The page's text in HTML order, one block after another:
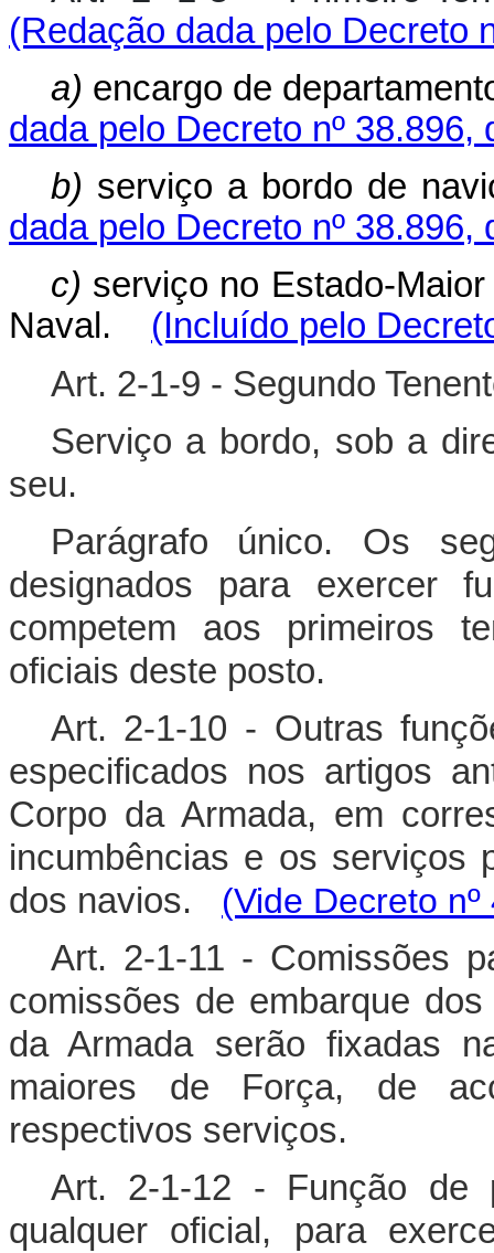
(Redação dada pelo Decreto
a) encargo de
dada pelo Decreto nº 38.896,
b) serviço a bordo de
dada pelo Decreto nº 38.896,
c) serviço no Estado-
Naval. (Incluído pelo
Art. 2-1-9 - Segundo
Serviço a bordo, sob a
seu.
Parágrafo único. Os
designados para exercer
competem aos primeiros
oficiais deste posto.
Art. 2-1-10 - Outras
especificados nos artigos
Corpo da Armada, em
incumbências e os serviços
dos navios. (Vide Decreto
Art. 2-1-11 - Comissões
comissões de embarque
da Armada serão fixadas
maiores de Força, de
respectivos serviços.
Art. 2-1-12 - Função de
qualquer oficial, para